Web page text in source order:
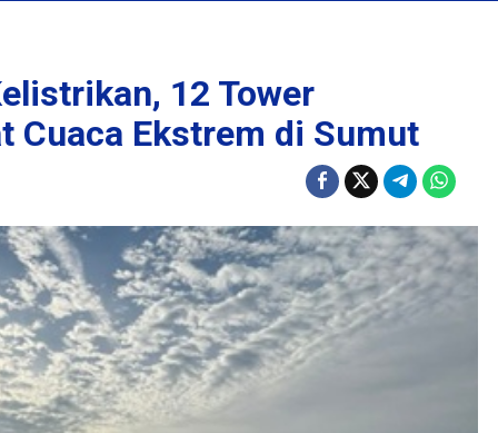
12 Tower
Cuaca Ekstrem di Sumut